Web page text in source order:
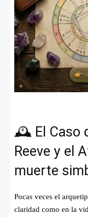
🕰 El Caso
Reeve y el
muerte
Pocas veces el
claridad como en la